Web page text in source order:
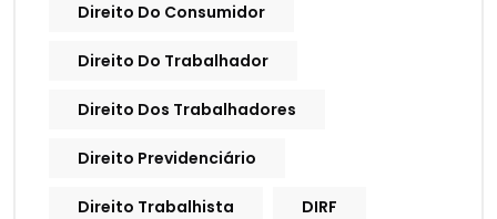
Direito Do Consumidor
Direito Do Trabalhador
Direito Dos Trabalhadores
Direito Previdenciário
Direito Trabalhista DIRF